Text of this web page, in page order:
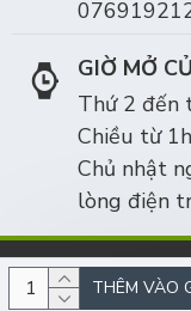
THÊM VÀO
GIỜ MỞ
Thứ 2 đến
Chiều từ
Chủ nhật
lòng điện
Công ty cổ phần Kim khí
0969589900 | Copyright